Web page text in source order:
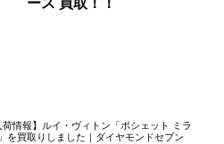
ース 買取！！
荷情報】ルイ・ヴィトン「ポシェット ミラ
を買取りしました｜ダイヤモンドセブン